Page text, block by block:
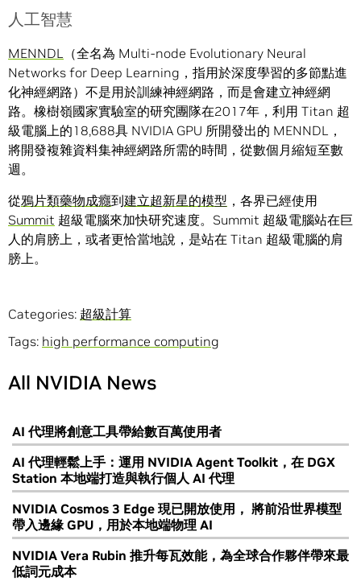
人工智慧
MENNDL （全名為 Multi-node Evolutionary Neural
Networks for Deep Learning，指用於深度學習的多節點進
化神經網路）不是用於訓練神經網路，而是會建立神經網
路。橡樹嶺國家實驗室的研究團隊在2017年，利用 Titan 超
級電腦上的18,688具 NVIDIA GPU 所開發出的 MENNDL，
將開發複雜資料集神經網路所需的時間，從數個月縮短至數
週。
從鴉片類藥物成癮到建立超新星的模型 ，各界已經使用
Summit 超級電腦來加快研究速度。Summit 超級電腦站在巨
人的肩膀上，或者更恰當地說，是站在 Titan 超級電腦的肩
膀上。
Categories: 超級計算
Tags: high performance computing
All NVIDIA News
AI 代理將創意工具帶給數百萬使用者
AI 代理輕鬆上手：運用 NVIDIA Agent Toolkit，在 DGX
Station 本地端打造與執行個人 AI 代理
NVIDIA Cosmos 3 Edge 現已開放使用， 將前沿世界模型
帶入邊緣 GPU，用於本地端物理 AI
NVIDIA Vera Rubin 推升每瓦效能，為全球合作夥伴帶來最
低詞元成本